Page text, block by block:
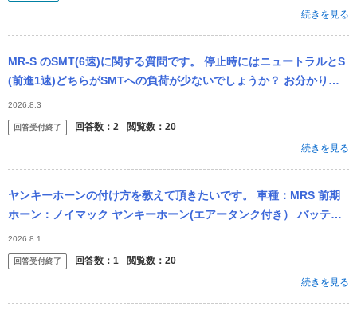
続きを見る
MR-S のSMT(6速)に関する質問です。 停止時にはニュートラルとS
(前進1速)どちらがSMTへの負荷が少ないでしょうか？ お分かりの
方がいればご教授願います。
2026.8.3
回答受付終了 回答数： 2 閲覧数： 20
続きを見る
ヤンキーホーンの付け方を教えて頂きたいです。 車種：MRS 前期
ホーン：ノイマック ヤンキーホーン(エアータンク付き） バッテリ
ー、リレー、切り替えスイッチ等必要な物は揃ってます。 自分で...
2026.8.1
回答受付終了 回答数： 1 閲覧数： 20
続きを見る